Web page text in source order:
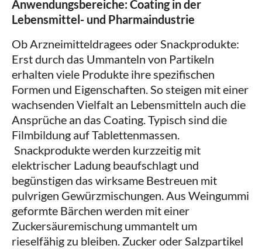
Anwendungsbereiche: Coating in der
Lebensmittel- und Pharmaindustrie
Ob Arzneimitteldragees oder Snackprodukte:
Erst durch das Ummanteln von Partikeln
erhalten viele Produkte ihre spezifischen
Formen und Eigenschaften. So steigen mit einer
wachsenden Vielfalt an Lebensmitteln auch die
Ansprüche an das Coating. Typisch sind die
Filmbildung auf Tablettenmassen.
Snackprodukte werden kurzzeitig mit
elektrischer Ladung beaufschlagt und
begünstigen das wirksame Bestreuen mit
pulvrigen Gewürzmischungen. Aus Weingummi
geformte Bärchen werden mit einer
Zuckersäuremischung ummantelt um
rieselfähig zu bleiben. Zucker oder Salzpartikel